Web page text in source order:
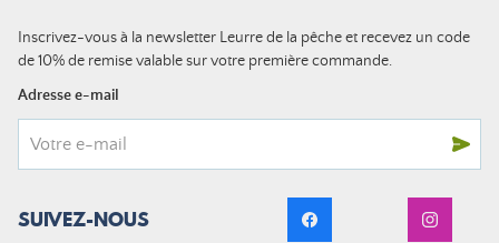
Inscrivez-vous à la newsletter Leurre de la pêche et recevez un code
de 10% de remise valable sur votre première commande.
Adresse e-mail
SUIVEZ-NOUS